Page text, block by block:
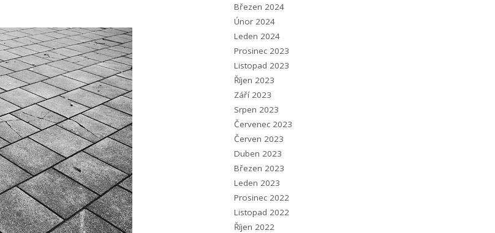
Březen 2024
Únor 2024
Leden 2024
Prosinec 2023
Listopad 2023
Říjen 2023
Září 2023
Srpen 2023
Červenec 2023
Červen 2023
Duben 2023
Březen 2023
Leden 2023
Prosinec 2022
Listopad 2022
Říjen 2022